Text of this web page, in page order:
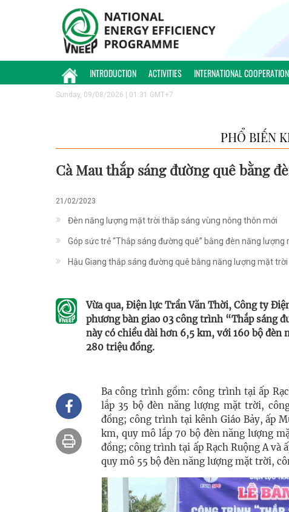
INTRODUCTION ACTIVITIES INTERNATIONAL COOPERATION
Sunday, 09/08/2026 | 01:31 GMT+7
PHỔ BIẾN
Cà Mau thắp sáng đường quê bằng
21/02/2023
Đèn năng lượng mặt trời thắp sáng vùng nông thôn mới
Góp sức trẻ “Thắp sáng đường quê” bằng đèn năng lượng
Hậu Giang thắp sáng đường quê bằng năng lượng mặt trời
Vừa qua, Ðiện lực Trần Văn Thời, Công ty
phương bàn giao 03 công trình “Thắp sáng
này có chiều dài hơn 6,5 km, với 160 bộ
280 triệu đồng.
Ba công trình gồm: công trình tại ấp
lắp 35 bộ đèn năng lượng mặt trời,
đồng; công trình tại kênh Giáo Bảy, ấp
km, quy mô lắp 70 bộ đèn năng lượng
đồng; công trình tại ấp Rạch Ruộng A và
quy mô 55 bộ đèn năng lượng mặt trời,